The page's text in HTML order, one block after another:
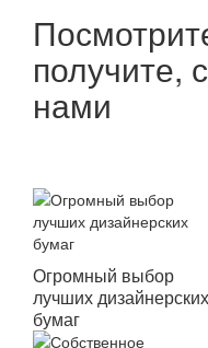
получите,
нами
Огромный выбор
лучших дизайнерских
бумаг